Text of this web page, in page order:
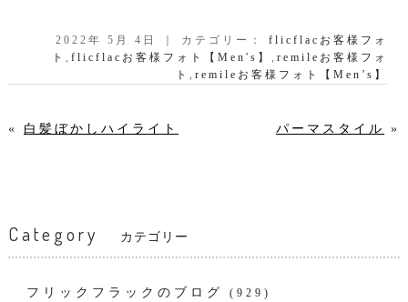
2022年 5月 4日 ｜ カテゴリー：flicflacお客様フォ
ト,flicflacお客様フォト【Men's】,remileお客様フォ
ト,remileお客様フォト【Men’s】
« 白髪ぼかしハイライト パーマスタイル »
Category カテゴリー
フリックフラックのブログ (929)